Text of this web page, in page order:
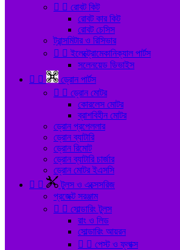
  রোবট কিট
রোবট কার কিট
রোবট চেসিস
ট্রান্সমিটার ও রিসিভার
  ইলেক্ট্রোমেকানিক্যাল পার্টস
সলেনয়েড ডিভাইস
 
ড্রোন পার্টস
  ড্রোন মোটর
কোরলেস মোটর
ব্রাশবিহীন মোটর
ড্রোন প্রপেললার
ড্রোন ব্যাটারি
ড্রোন রিমোট
ড্রোন ব্যাটারি চার্জার
ড্রোন মোটর ইএসসি
 
টুলস ও এক্সেসরিজ
প্রজেক্ট সরঞ্জাম
  সোল্ডারিং টুলস
রাং ও লিড
সোল্ডারিং আয়রন
  পেস্ট ও ফ্লাক্স